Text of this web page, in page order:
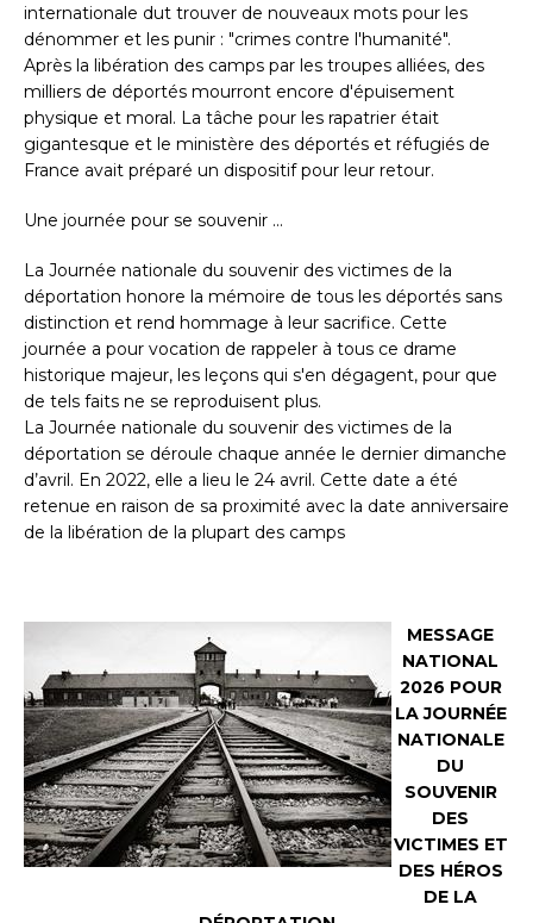
internationale dut trouver de nouveaux mots pour les
dénommer et les punir : "crimes contre l'humanité".
Après la libération des camps par les troupes alliées, des
milliers de déportés mourront encore d'épuisement
physique et moral. La tâche pour les rapatrier était
gigantesque et le ministère des déportés et réfugiés de
France avait préparé un dispositif pour leur retour.
Une journée pour se souvenir ...
La Journée nationale du souvenir des victimes de la
déportation honore la mémoire de tous les déportés sans
distinction et rend hommage à leur sacrifice. Cette
journée a pour vocation de rappeler à tous ce drame
historique majeur, les leçons qui s'en dégagent, pour que
de tels faits ne se reproduisent plus.
La Journée nationale du souvenir des victimes de la
déportation se déroule chaque année le dernier dimanche
d’avril. En 2022, elle a lieu le 24 avril. Cette date a été
retenue en raison de sa proximité avec la date anniversaire
de la libération de la plupart des camps
MESSAGE
NATIONAL
2026 POUR
LA JOURNÉE
NATIONALE
DU
SOUVENIR
DES
VICTIMES ET
DES HÉROS
DE LA